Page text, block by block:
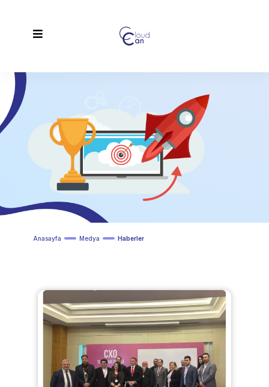
Anasayfa Medya Haberler